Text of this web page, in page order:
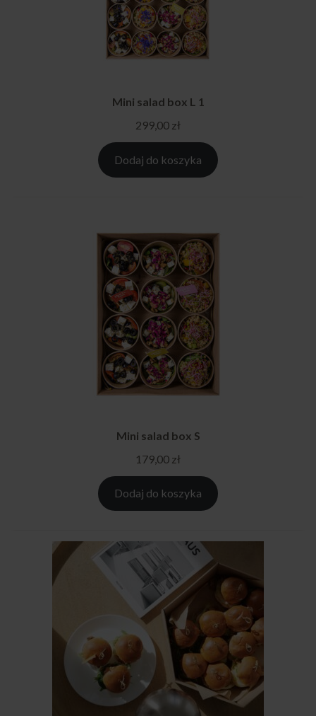
Mini salad box L 1
299,00 zł
Dodaj do koszyka
Mini salad box S
179,00 zł
Dodaj do koszyka